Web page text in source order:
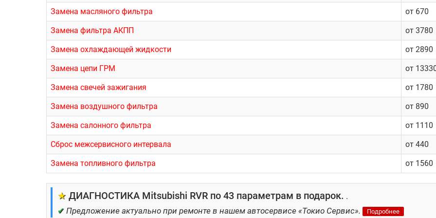
Для ремонта Митсубиши RVR следует подобрать грамотный сервисный центр. Конечно, обращение к дилеру
поездка в гаражные мастерские – это не самое лучшее решение. Рекомендуем обратиться за помощью к
специализируются на обслуживании японских моделей. В этом случае даже самая серьезная неисправность
Некоторые преимущества ремонта Митсубиши RVR в Токио Сервис:
Бесплатная диагностика
ТО на дилерском уровне
Ремонт ДВС и КПП любой сложности
Кузовной цех
Малярный цех
Профессиональный детейлинг
Замена масляного фильтра от 670
Замена фильтра АКПП от 3780
Замена охлаждающей жидкости от 2890
Замена цепи ГРМ от
Замена свечей зажигания от 1780
Замена воздушного фильтра от 890
Замена салонного фильтра от 1110
Сброс межсервисного интервала от 440
Замена топливного фильтра от 1560
★ ДИАГНОСТИКА Mitsubishi RVR по 43 параметрам в подарок. .
✔ Предложение актуально при ремонте в нашем автосервисе «Токио Сервис». Подробнее